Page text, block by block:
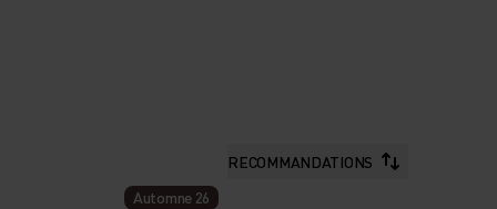
RECOMMANDATIONS
Automne 26